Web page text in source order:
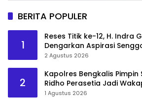
BERITA POPULER
1
Reses Titik ke-12, H. Indra
Dengarkan Aspirasi
2 Agustus 2026
2
Kapolres Bengkalis Pimpin
Ridho Perasetia Jadi
1 Agustus 2026